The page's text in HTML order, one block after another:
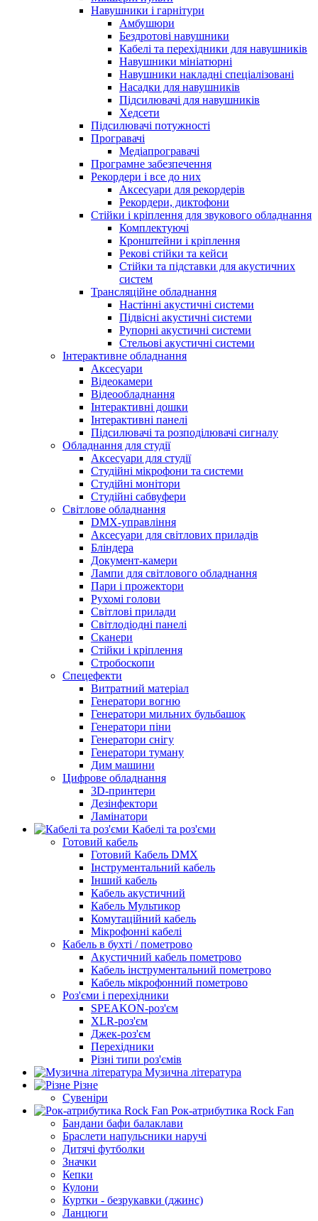
Навушники і гарнітури
Амбушюри
Бездротові навушники
Кабелі та перехідники для навушників
Навушники мініатюрні
Навушники накладні спеціалізовані
Насадки для навушників
Підсилювачі для навушників
Хедсети
Підсилювачі потужності
Програвачі
Медіапрогравачі
Програмне забезпечення
Рекордери і все до них
Аксесуари для рекордерів
Рекордери, диктофони
Стійки і кріплення для звукового обладнання
Комплектуючі
Кронштейни і кріплення
Рекові стійки та кейси
Стійки та підставки для акустичних
систем
Трансляційне обладнання
Настінні акустичні системи
Підвісні акустичні системи
Рупорні акустичні системи
Стельові акустичні системи
Інтерактивне обладнання
Аксесуари
Відеокамери
Відеообладнання
Інтерактивні дошки
Інтерактивні панелі
Підсилювачі та розподілювачі сигналу
Обладнання для студії
Аксесуари для студії
Студійні мікрофони та системи
Студійні монітори
Студійні сабвуфери
Світлове обладнання
DMX-управління
Аксесуари для світлових приладів
Бліндера
Документ-камери
Лампи для світлового обладнання
Пари і прожектори
Рухомі голови
Світлові прилади
Світлодіодні панелі
Сканери
Стійки і кріплення
Стробоскопи
Спецефекти
Витратний матеріал
Генератори вогню
Генератори мильних бульбашок
Генератори піни
Генератори снігу
Генератори туману
Дим машини
Цифрове обладнання
3D-принтери
Дезінфектори
Ламінатори
Кабелі та роз'єми
Готовий кабель
Готовий Кабель DMX
Інструментальний кабель
Інший кабель
Кабель акустичний
Кабель Мультикор
Комутаційний кабель
Мікрофонні кабелі
Кабель в бухті / пометрово
Акустичний кабель пометрово
Кабель інструментальний пометрово
Кабель мікрофонний пометрово
Роз'єми і перехідники
SPEAKON-роз'єм
XLR-роз'єм
Джек-роз'єм
Перехідники
Різні типи роз'ємів
Музична література
Різне
Сувеніри
Рок-атрибутика Rock Fan
Бандани бафи балаклави
Браслети напульсники наручі
Дитячі футболки
Значки
Кепки
Кулони
Куртки - безрукавки (джинс)
Ланцюги